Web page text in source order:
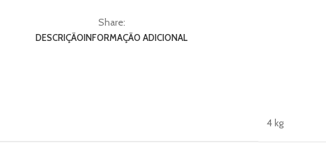
Share:
DESCRIÇÃOINFORMAÇÃO ADICIONAL
4 kg